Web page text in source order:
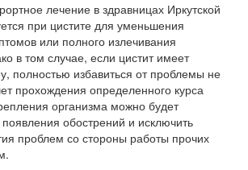
лечение в здравницах Иркутской
при цистите для уменьшения
или полного излечивания
в том случае, если цистит имеет
полностью избавиться от проблемы не
прохождения определенного курса
организма можно будет
обострений и исключить
проблем со стороны работы прочих